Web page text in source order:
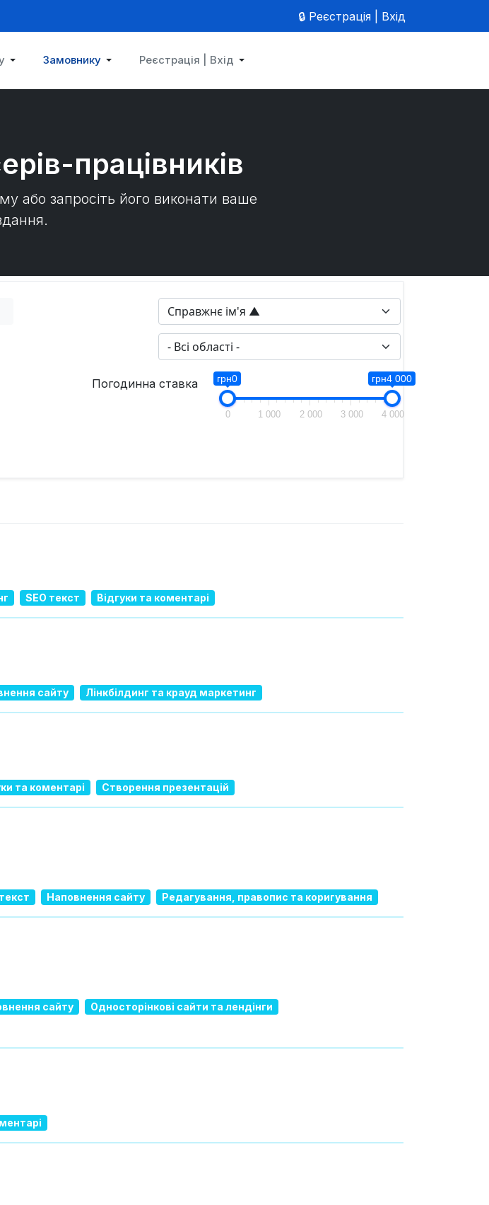
🔒 Реєстрація | Вхід
Замовнику Реєстрація | Вхід
працівників
або запросіть його виконати ваше
Sort By
Погодинна ставка грн0 грн4 000
0 1 000 2 000 3 000 4 000
SEO текст Відгуки та коментарі
сайту Лінкбілдинг та крауд маркетинг
та коментарі Створення презентацій
Наповнення сайту Редагування, правопис та коригування
сайту
Односторінкові сайти та лендінги